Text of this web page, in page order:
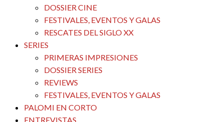
DOSSIER CINE
FESTIVALES, EVENTOS Y GALAS
RESCATES DEL SIGLO XX
SERIES
PRIMERAS IMPRESIONES
DOSSIER SERIES
REVIEWS
FESTIVALES, EVENTOS Y GALAS
PALOMI EN CORTO
ENTREVISTAS